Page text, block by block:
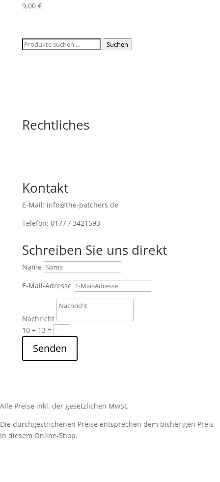
9,00 €
Suchen
Suchen
Rechtliches
Kontakt
E-Mail: info@the-patchers.de
Telefon: 0177 / 3421593
Schreiben Sie uns direkt
Name
E-Mail-Adresse
Nachricht
10 + 13 =
Senden
Alle Preise inkl. der gesetzlichen MwSt.
Die durchgestrichenen Preise entsprechen dem bisherigen Preis
in diesem Online-Shop.